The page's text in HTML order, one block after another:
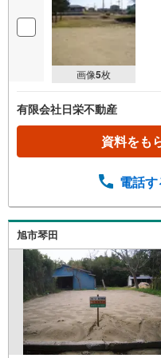
画像5枚
有限会社日栄不動産
資料をも
電話す
旭市琴田